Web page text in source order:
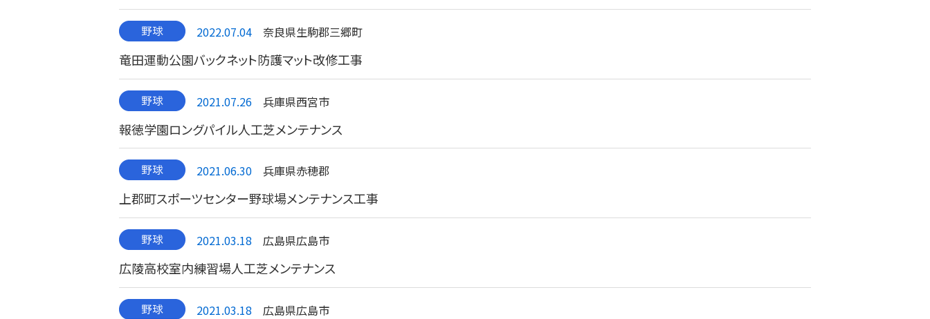
2022.07.04 奈良県生駒郡三郷町
竜田運動公園バックネット防護マット改修工事
2021.07.26 兵庫県西宮市
報徳学園ロングパイル人工芝メンテナンス
2021.06.30 兵庫県赤穂郡
上郡町スポーツセンター野球場メンテナンス工事
2021.03.18 広島県広島市
広陵高校室内練習場人工芝メンテナンス
2021.03.18 広島県広島市